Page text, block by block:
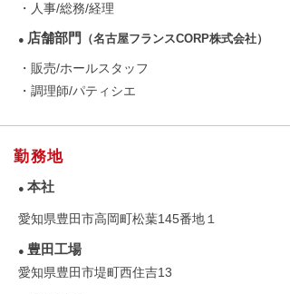
・人事/総務/経理
● 店舗部門 （名古屋フランスCORP株式会社）
・販売/ホールスタッフ
・調理師/パティシエ
勤務地
● 本社
愛知県豊田市高岡町松葉145番地１
● 豊田工場
愛知県豊田市堤町西住吉13